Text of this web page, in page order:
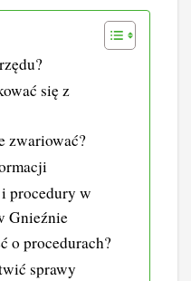
się z
zwariować?
procedury w
Gnieźnie
o procedurach?
sprawy